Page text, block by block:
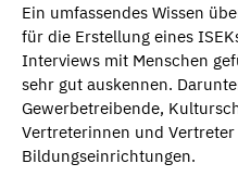
Ein umfassendes Wissen
für die Erstellung eines
Interviews mit Menschen
sehr gut auskennen.
Gewerbetreibende,
Vertreterinnen und
Bildungseinrichtungen.